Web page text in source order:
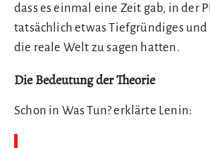
dass es einmal eine Zeit gab, in der
tatsächlich etwas Tiefgründiges
die reale Welt zu sagen hatten.
Die Bedeutung der Theorie
Schon in Was Tun? erklärte Lenin: